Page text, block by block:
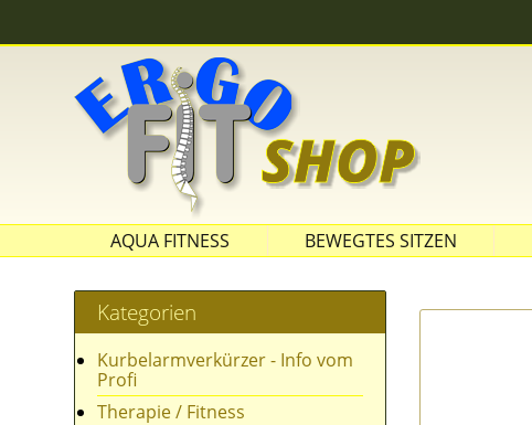
AQUA FITNESS BEWEGTES SITZEN
Kategorien
Kurbelarmverkürzer - Info vom
Profi
Therapie / Fitness